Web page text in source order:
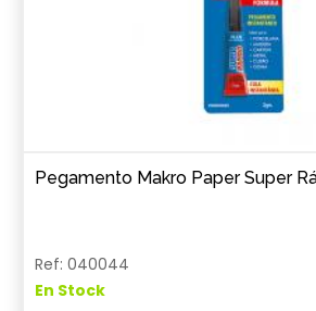
Pegamento Makro Paper Super
Ref: 040044
En Stock